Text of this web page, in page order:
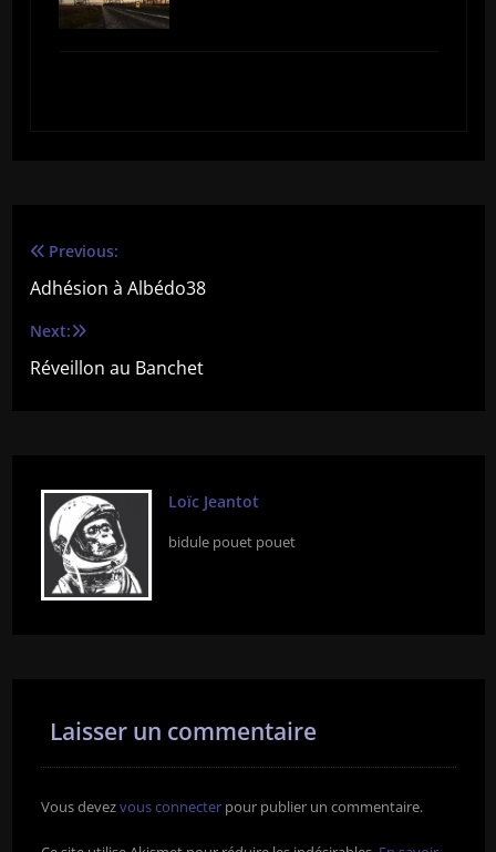
Navigation
de
l’article
Previous:
Adhésion à Albédo38
Next:
Réveillon au Banchet
Loïc Jeantot
bidule pouet pouet
Laisser un commentaire
Vous devezvous connecterpour publier un commentaire.